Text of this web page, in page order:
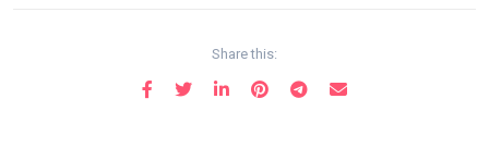
Share this: